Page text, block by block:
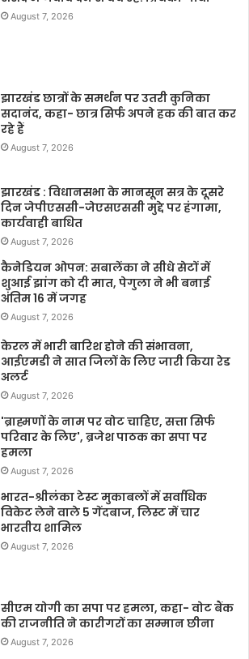
August 7, 2026
झारखंड छात्रों के समर्थन पर उतरी कुनिका
सदानंद, कहा- छात्र सिर्फ अपने हक की बात कर
रहे हैं
August 7, 2026
झारखंड : विधानसभा के मानसून सत्र के दूसरे
दिन जेपीएससी-जेएसएससी मुद्दे पर हंगामा,
कार्यवाही बाधित
August 7, 2026
कैनेडियन ओपन: सबालेंका ने सीधे सेटों में
शुआई झांग को दी मात, पेगुला ने भी बनाई
अंतिम 16 में जगह
August 7, 2026
केरल में भारी बारिश होने की संभावना,
आईएमडी ने सात जिलों के लिए जारी किया रेड
अलर्ट
August 7, 2026
'ब्राह्मणों के नाम पर वोट चाहिए, सत्ता सिर्फ
परिवार के लिए', ब्रजेश पाठक का सपा पर
हमला
August 7, 2026
भारत-श्रीलंका टेस्ट मुकाबलों में सर्वाधिक
विकेट लेने वाले 5 गेंदबाज, लिस्ट में चार
भारतीय शामिल
August 7, 2026
सीएम योगी का सपा पर हमला, कहा- वोट बैंक
की राजनीति ने कारीगरों का सम्मान छीना
August 7, 2026